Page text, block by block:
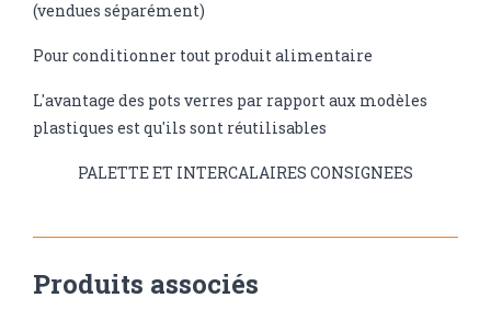
(vendues séparément)
Pour conditionner tout produit alimentaire
L'avantage des pots verres par rapport aux modèles
plastiques est qu'ils sont réutilisables
PALETTE ET INTERCALAIRES CONSIGNEES
Produits associés